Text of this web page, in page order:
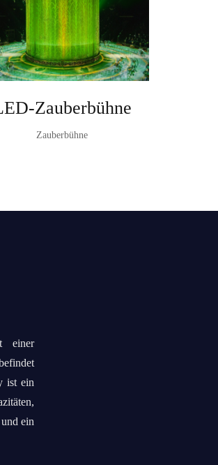
Zauberbühne
Zauberbühne
einer
ist ein
ein